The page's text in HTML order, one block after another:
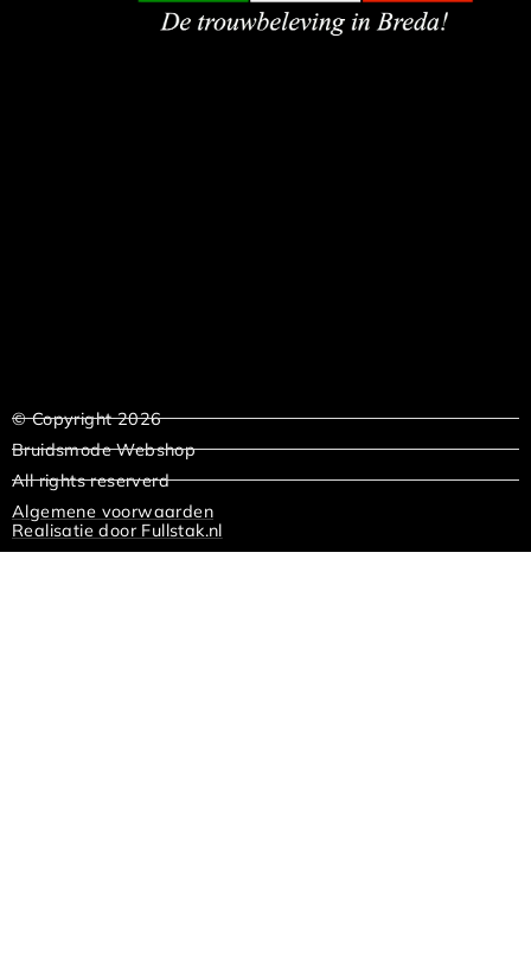
© Copyright 2026
Bruidsmode Webshop
All rights reserverd
Algemene voorwaarden
Realisatie door Fullstak.nl